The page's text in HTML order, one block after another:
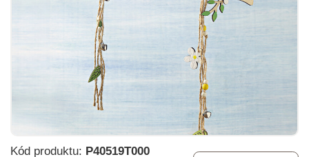
Kód produktu: P40519T000